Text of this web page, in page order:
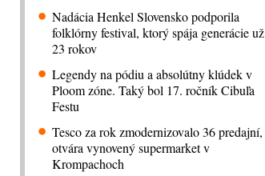
Nadácia Henkel Slovensko podporila
folklórny festival, ktorý spája generácie už
23 rokov
Legendy na pódiu a absolútny klúdek v
Ploom zóne. Taký bol 17. ročník Cibuľa
Festu
Tesco za rok zmodernizovalo 36 predajní,
otvára vynovený supermarket v
Krompachoch